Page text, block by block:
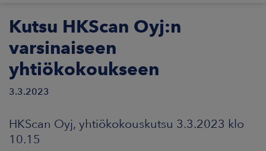
Kutsu HKScan Oyj:n
varsinaiseen
yhtiökokoukseen
3.3.2023
HKScan Oyj, yhtiökokouskutsu 3.3.2023 klo
10.15